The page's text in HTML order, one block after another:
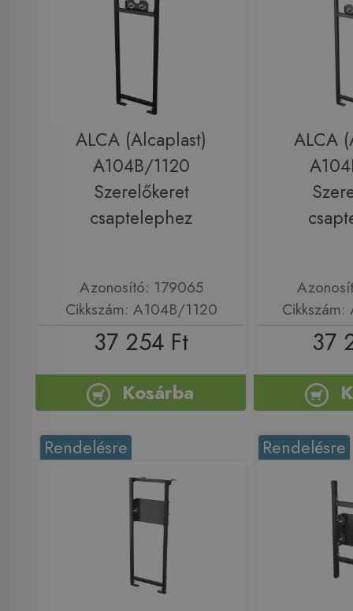
ALCA (Alcaplast)
A104B/1120
Szerelőkeret
csaptelephez
Azonosító: 179065
Cikkszám: A104B/1120
37 254 Ft
Kosárba
ALCA
37
Rendelésre Rendelésre